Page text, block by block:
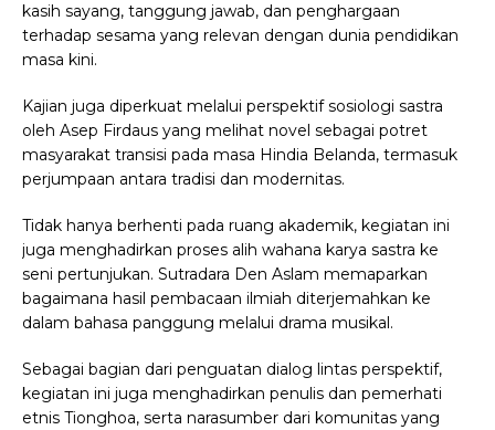
kasih sayang, tanggung jawab, dan penghargaan
terhadap sesama yang relevan dengan dunia pendidikan
masa kini.
Kajian juga diperkuat melalui perspektif sosiologi sastra
oleh Asep Firdaus yang melihat novel sebagai potret
masyarakat transisi pada masa Hindia Belanda, termasuk
perjumpaan antara tradisi dan modernitas.
Tidak hanya berhenti pada ruang akademik, kegiatan ini
juga menghadirkan proses alih wahana karya sastra ke
seni pertunjukan. Sutradara Den Aslam memaparkan
bagaimana hasil pembacaan ilmiah diterjemahkan ke
dalam bahasa panggung melalui drama musikal.
Sebagai bagian dari penguatan dialog lintas perspektif,
kegiatan ini juga menghadirkan penulis dan pemerhati
etnis Tionghoa, serta narasumber dari komunitas yang